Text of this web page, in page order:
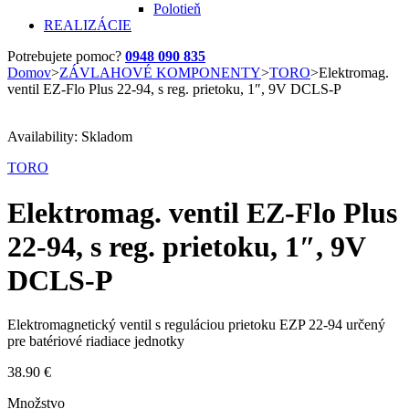
Polotieň
REALIZÁCIE
Potrebujete pomoc? 0948 090 835
Domov>ZÁVLAHOVÉ KOMPONENTY>TORO>Elektromag.
ventil EZ-Flo Plus 22-94, s reg. prietoku, 1″, 9V DCLS-P
Availability: Skladom
TORO
Elektromag. ventil EZ-Flo Plus
22-94, s reg. prietoku, 1″, 9V
DCLS-P
Elektromagnetický ventil s reguláciou prietoku EZP 22-94 určený
pre batériové riadiace jednotky
38.90 €
Množstvo